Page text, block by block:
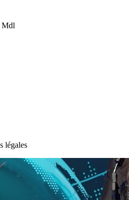
Mdl
légales